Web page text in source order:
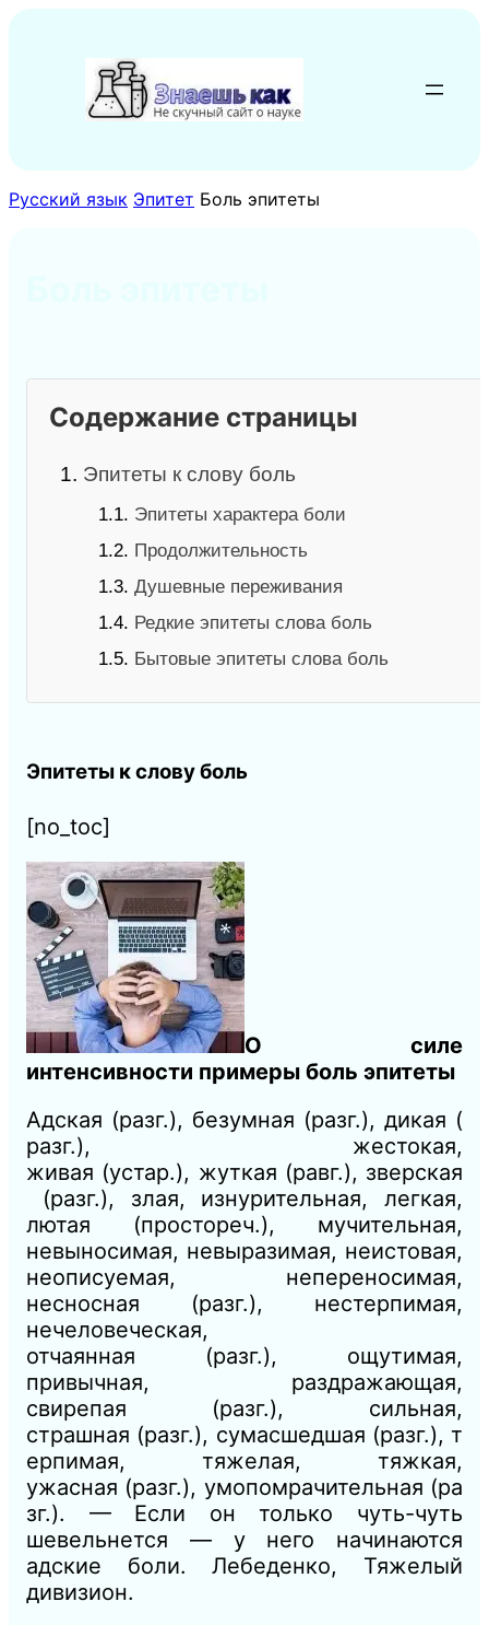
содержимому
Русский язык Эпитет Боль эпитеты
Содержание страницы
1. Эпитеты к слову боль
1.1. Эпитеты характера боли
1.2. Продолжительность
1.3. Душевные переживания
1.4. Редкие эпитеты слова боль
1.5. Бытовые эпитеты слова боль
Эпитеты к слову боль
[no_toc]
О силе
интенсивности примеры боль эпитеты
Адская (разг.), безумная (разг.), дикая (
разг.), жестокая,
живая (устар.), жуткая (равг.), зверская
(разг.), злая, изнурительная, легкая,
лютая (простореч.), мучительная,
невыносимая, невыразимая, неистовая,
неописуемая, непереносимая,
несносная (разг.), нестерпимая,
нечеловеческая,
отчаянная (разг.), ощутимая,
привычная, раздражающая,
свирепая (разг.), сильная,
страшная (разг.), сумасшедшая (разг.), т
ерпимая, тяжелая, тяжкая,
ужасная (разг.), умопомрачительная (ра
зг.). — Если он только чуть-чуть
шевельнется — у него начинаются
адские боли.Лебеденко, Тяжелый
дивизион.